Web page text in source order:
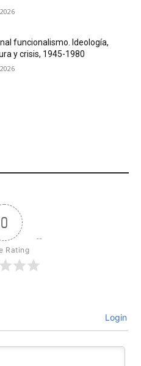
funcionalismo. Ideología,
y crisis, 1945-1980
0
Rating
Login